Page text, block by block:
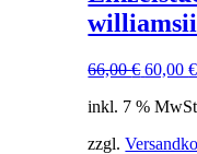
66,00€
war:
60,00€
inkl. 7 %
zzgl.